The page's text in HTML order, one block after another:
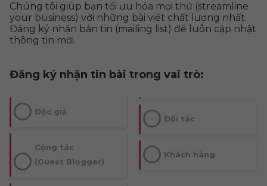
Chúng tôi giúp bạn tối ưu hóa mọi thứ (streamline
your business) với những bài viết chất lượng nhất.
Đăng ký nhận bản tin (mailing list) để luôn cập nhật
thông tin mới.
Đăng ký nhận tin bài trong vai trò:
Độc giả
Cộng tác
(Guest Blogger)
Đối tác
Khách hàng